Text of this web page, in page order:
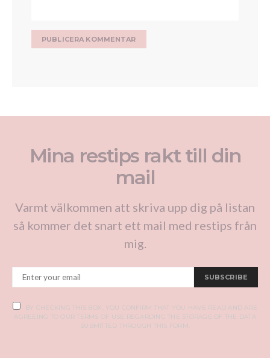
Mina restips rakt till din
mail
Varmt välkommen att skriva upp dig på listan
så kommer det snart ett mail med restips från
mig.
SUBSCRIBE
BY CHECKING THIS BOX, YOU CONFIRM THAT YOU HAVE READ AND ARE
AGREEING TO OUR TERMS OF USE REGARDING THE STORAGE OF THE DATA
SUBMITTED THROUGH THIS FORM.